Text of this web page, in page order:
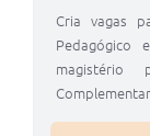
Cria vagas
Pedagógico
magistério